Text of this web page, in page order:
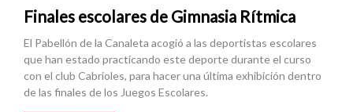
Finales escolares de Gimnasia Rítmica
El Pabellón de la Canaleta acogió a las deportistas escolares
que han estado practicando este deporte durante el curso
con el club Cabrioles, para hacer una última exhibición dentro
de las finales de los Juegos Escolares.